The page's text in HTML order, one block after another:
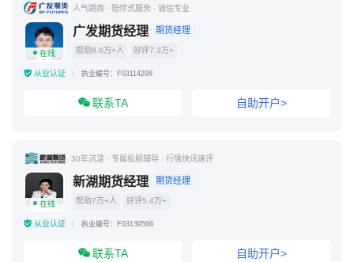
人气期商 · 陪伴式服务 · 诚信专业
在线
广发期货经理 期货经理
帮助8.8万+人 好评7.3万+
从业认证 执业编号：F03114298
联系TA 自助开户>
30年沉淀 · 专属投顾辅导 · 行情快讯速评
在线
新湖期货经理 期货经理
帮助7万+人 好评5.4万+
从业认证 执业编号：F03139566
联系TA 自助开户>